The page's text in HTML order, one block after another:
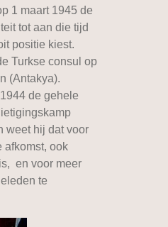
1 maart 1945 de
tot aan die tijd
positie kiest.
Turkse consul op
(Antakya).
de gehele
weet hij dat voor
afkomst, ook
en voor meer
te